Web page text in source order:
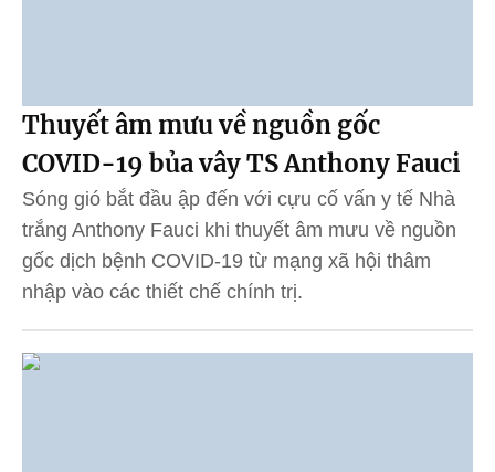
Thuyết âm mưu về nguồn gốc
COVID-19 bủa vây TS Anthony Fauci
Sóng gió bắt đầu ập đến với cựu cố vấn y tế Nhà
trắng Anthony Fauci khi thuyết âm mưu về nguồn
gốc dịch bệnh COVID-19 từ mạng xã hội thâm
nhập vào các thiết chế chính trị.